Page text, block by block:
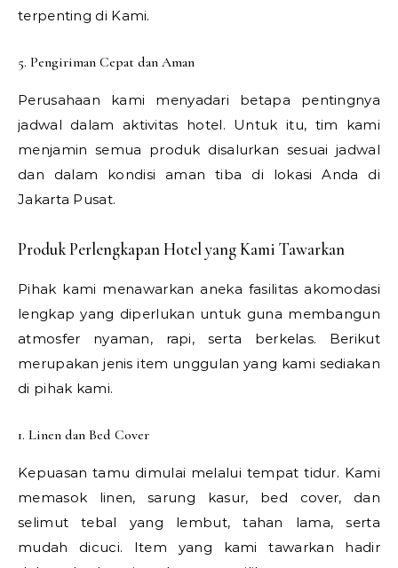
terpenting di Kami.
5. Pengiriman Cepat dan Aman
Perusahaan kami menyadari betapa pentingnya
jadwal dalam aktivitas hotel. Untuk itu, tim kami
menjamin semua produk disalurkan sesuai jadwal
dan dalam kondisi aman tiba di lokasi Anda di
Jakarta Pusat.
Produk Perlengkapan Hotel yang Kami Tawarkan
Pihak kami menawarkan aneka fasilitas akomodasi
lengkap yang diperlukan untuk guna membangun
atmosfer nyaman, rapi, serta berkelas. Berikut
merupakan jenis item unggulan yang kami sediakan
di pihak kami.
1. Linen dan Bed Cover
Kepuasan tamu dimulai melalui tempat tidur. Kami
memasok linen, sarung kasur, bed cover, dan
selimut tebal yang lembut, tahan lama, serta
mudah dicuci. Item yang kami tawarkan hadir